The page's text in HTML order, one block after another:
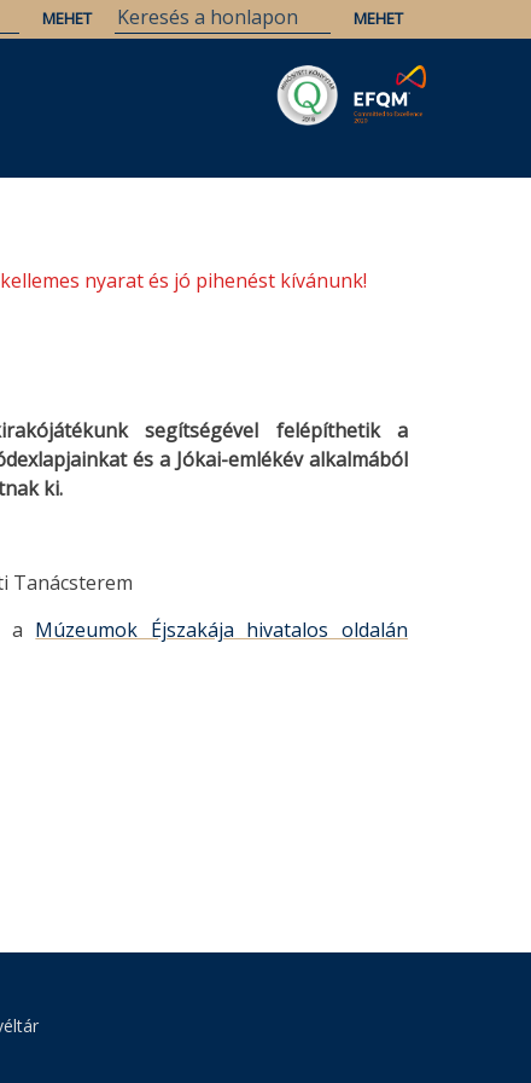
nyarat és jó pihenést kívánunk!
segítségével felépíthetik a
és a Jókai-emlékév alkalmából
ki.
Tanácsterem
a Múzeumok Éjszakája hivatalos oldalán